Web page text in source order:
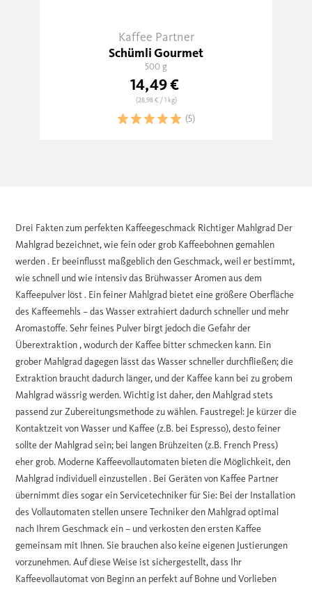
Kaffee Partner
Schümli Gourmet
500 g
14,49 €
(28,98 €/ 1 kg)
(5)
Drei Fakten zum perfekten Kaffeegeschmack Richtiger Mahlgrad Der
Mahlgrad bezeichnet, wie fein oder grob Kaffeebohnen gemahlen
werden . Er beeinflusst maßgeblich den Geschmack, weil er bestimmt,
wie schnell und wie intensiv das Brühwasser Aromen aus dem
Kaffeepulver löst . Ein feiner Mahlgrad bietet eine größere Oberfläche
des Kaffeemehls – das Wasser extrahiert dadurch schneller und mehr
Aromastoffe. Sehr feines Pulver birgt jedoch die Gefahr der
Überextraktion , wodurch der Kaffee bitter schmecken kann. Ein
grober Mahlgrad dagegen lässt das Wasser schneller durchfließen; die
Extraktion braucht dadurch länger, und der Kaffee kann bei zu grobem
Mahlgrad wässrig werden. Wichtig ist daher, den Mahlgrad stets
passend zur Zubereitungsmethode zu wählen. Faustregel: Je kürzer die
Kontaktzeit von Wasser und Kaffee (z.B. bei Espresso), desto feiner
sollte der Mahlgrad sein; bei langen Brühzeiten (z.B. French Press)
eher grob. Moderne Kaffeevollautomaten bieten die Möglichkeit, den
Mahlgrad individuell einzustellen . Bei Geräten von Kaffee Partner
übernimmt dies sogar ein Servicetechniker für Sie: Bei der Installation
des Vollautomaten stellen unsere Techniker den Mahlgrad optimal
nach Ihrem Geschmack ein – und verkosten den ersten Kaffee
gemeinsam mit Ihnen. Sie brauchen also keine eigenen Justierungen
vorzunehmen. Auf diese Weise ist sichergestellt, dass Ihr
Kaffeevollautomat von Beginn an perfekt auf Bohne und Vorlieben